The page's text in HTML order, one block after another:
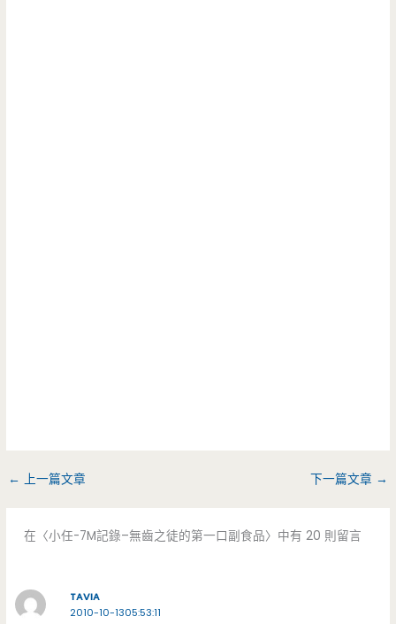
← 上一篇文章 下一篇文章 →
在〈小任-7M記錄–無齒之徒的第一口副食品〉中有 20 則留言
TAVIA
2010-10-1305:53:11